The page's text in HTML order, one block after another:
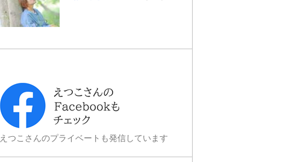
えつこさんのプライベートも発信しています